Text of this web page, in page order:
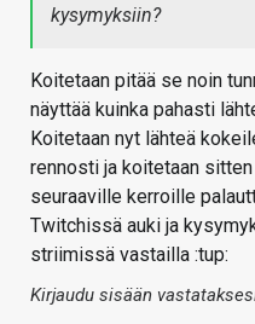
kysymyksiin?
Koitetaan pitää se noin
näyttää kuinka pahasti
Koitetaan nyt lähteä
rennosti ja koitetaan
seuraaville kerroille
Twitchissä auki ja
striimissä vastailla :tup:
Kirjaudu sisään